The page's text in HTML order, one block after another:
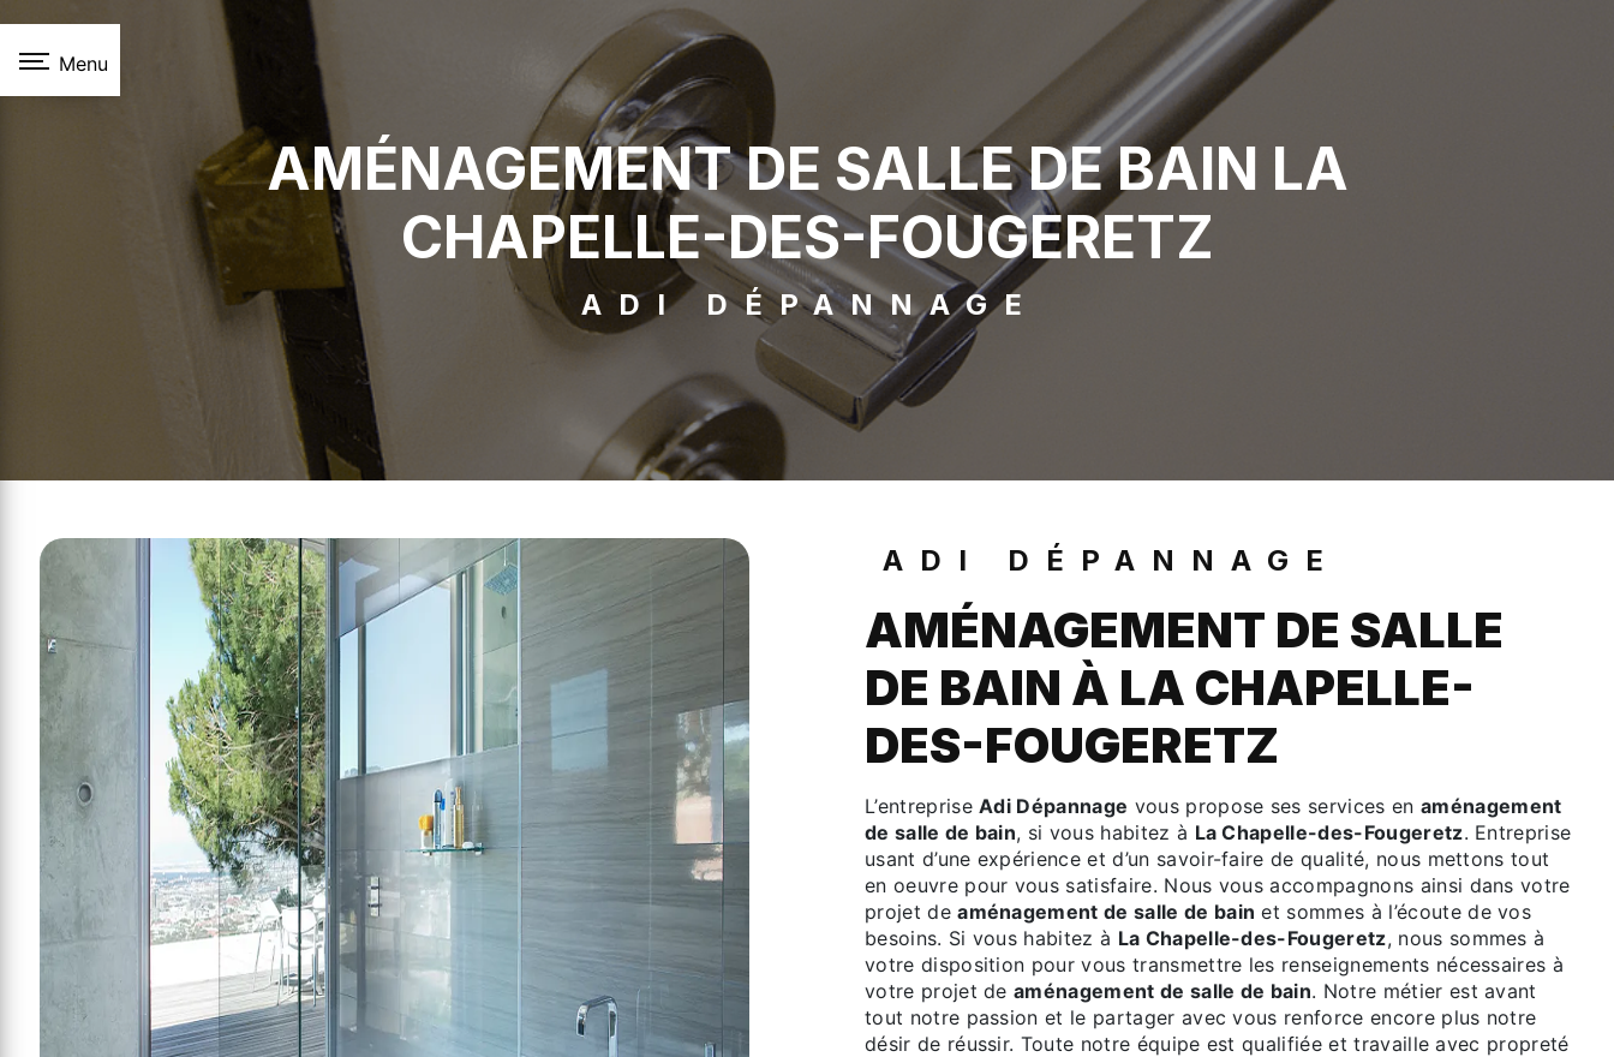
Menu
AMÉNAGEMENT DE SALLE DE BAIN LA
CHAPELLE-DES-FOUGERETZ
ADI DÉPANNAGE
ADI DÉPANNAGE
AMÉNAGEMENT DE SALLE
DE BAIN À LA CHAPELLE-
DES-FOUGERETZ
L’entrepriseAdi Dépannage vous propose ses services en aménagement
de salle de bain, si vous habitez à La Chapelle-des-Fougeretz. Entreprise
usant d’une expérience et d’un savoir-faire de qualité, nous mettons tout
en oeuvre pour vous satisfaire. Nous vous accompagnons ainsi dans votre
projet deaménagement de salle de bain et sommes à l’écoute de vos
besoins. Si vous habitez à La Chapelle-des-Fougeretz, nous sommes à
votre disposition pour vous transmettre les renseignements nécessaires à
votre projet deaménagement de salle de bain. Notre métier est avant
tout notre passion et le partager avec vous renforce encore plus notre
désir de réussir. Toute notre équipe est qualifiée et travaille avec propreté
Panneau de gestion des cookies